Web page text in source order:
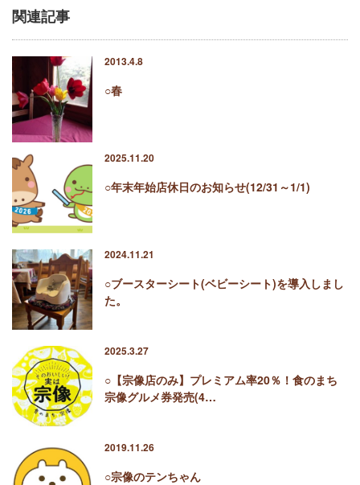
関連記事
2013.4.8
○春
2025.11.20
○年末年始店休日のお知らせ(12/31～1/1)
2024.11.21
○ブースターシート(ベビーシート)を導入しまし
た。
2025.3.27
○【宗像店のみ】プレミアム率20％！食のまち
宗像グルメ券発売(4…
2019.11.26
○宗像のテンちゃん